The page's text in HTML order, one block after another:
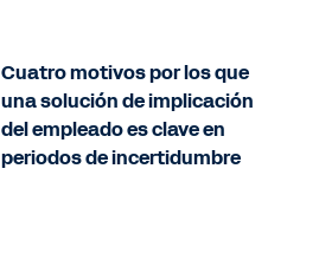
Cuatro motivos por los que
una solución de implicación
del empleado es clave en
periodos de incertidumbre